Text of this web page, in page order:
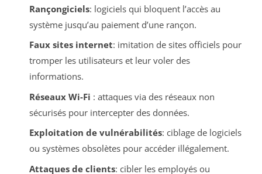
Rançongiciels: logiciels qui bloquent l’accès au
système jusqu’au paiement d’une rançon.
Faux sites internet: imitation de sites officiels pour
tromper les utilisateurs et leur voler des
informations.
Réseaux Wi-Fi : attaques via des réseaux non
sécurisés pour intercepter des données.
Exploitation de vulnérabilités: ciblage de logiciels
ou systèmes obsolètes pour accéder illégalement.
Attaques de clients: cibler les employés ou